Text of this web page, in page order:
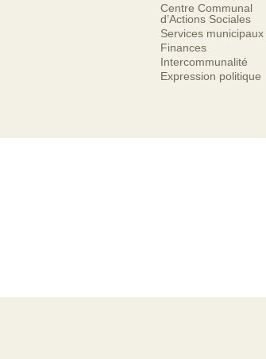
Centre Communal
d’Actions Sociales
Services municipaux
Finances
Intercommunalité
Expression politique